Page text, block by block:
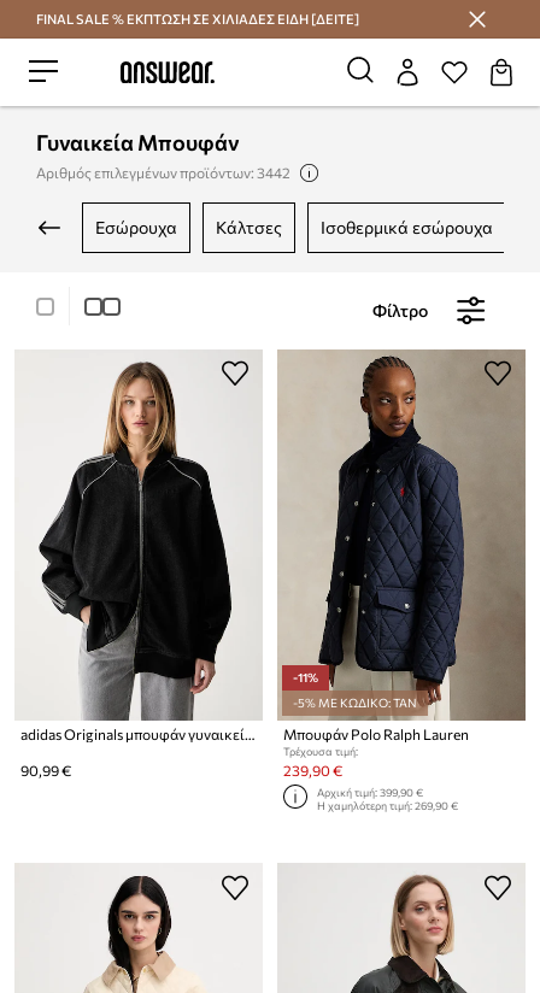
Εξοικονομήστε με το Answear Club
FINAL SALE % ΕΚΠΤΩΣΗ ΣΕ ΧΙΛΙΑΔΕΣ ΕΙΔΗ [ΔΕΙΤΕ]
Γυναικεία Μπουφάν
Αριθμός επιλεγμένων προϊόντων: 3442
εσώρουχα κάλτσες ισοθερμικά εσώρουχα
Φίλτρο
adidas Originals μπουφάν γυναικείο ντένιμ
90,99 €
-11%
-5% ΜΕ ΚΩΔΙΚΟ: TAN
Μπουφάν Polo Ralph Lauren
Τρέχουσα τιμή:
239,90 €
Αρχική τιμή:399,90 €
Η χαμηλότερη τιμή:269,90 €